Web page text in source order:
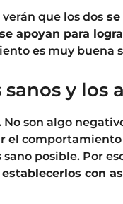
que los dos
apoyan para
es muy buena
y los
son algo
el comportamiento
posible. Por
con